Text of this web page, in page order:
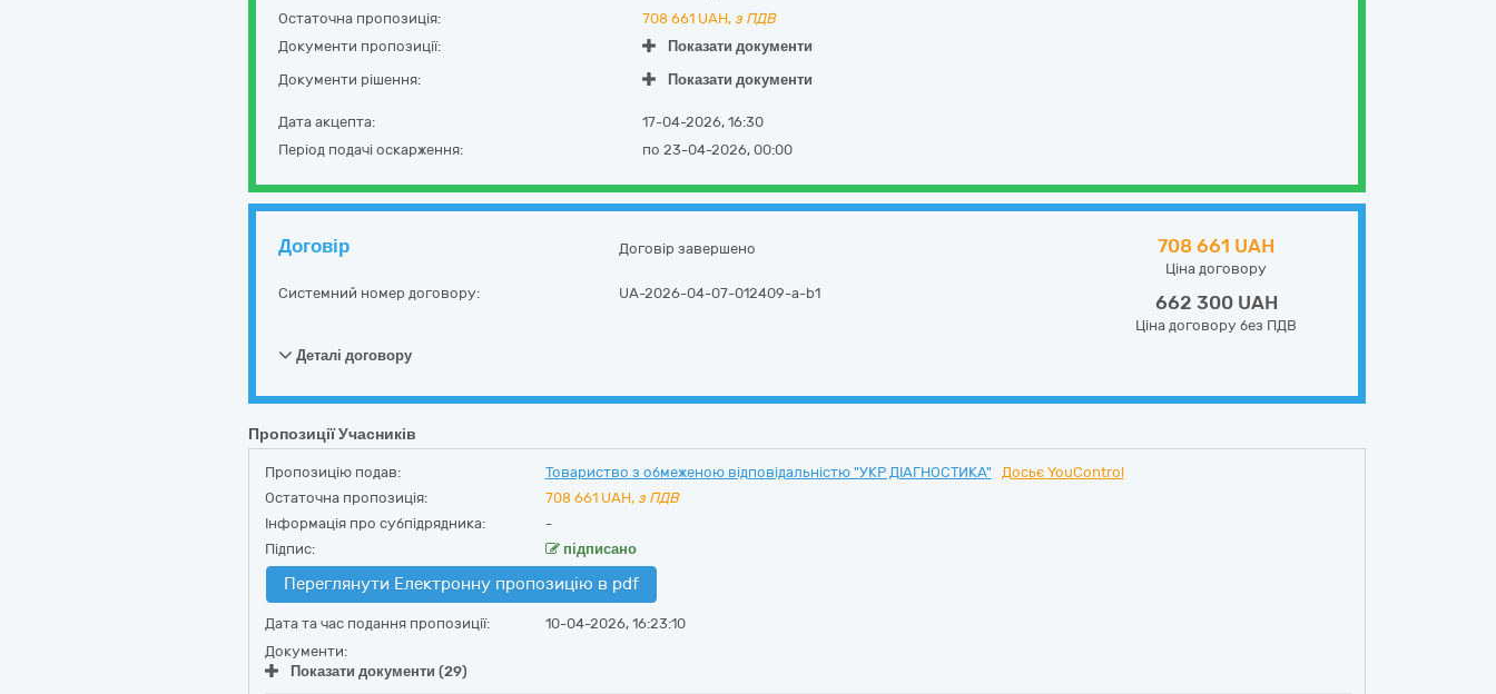
Остаточна пропозиція:
708 661 UAH, з ПДВ
Документи пропозиції:
Показати документи
Документи рішення:
Показати документи
Дата акцепта:
17-04-2026, 16:30
Період подачі оскарження:
по 23-04-2026, 00:00
Договір Договір завершено
Системний номер договору: UA-2026-04-07-012409-a-b1
708 661 UAH
Ціна договору
662 300 UAH
Ціна договору без ПДВ
Деталі договору
Пропозиції Учасників
Пропозицію подав: Товариство з обмеженою відповідальністю "УКР ДІАГНОСТИКА"
Досьє YouControl
Остаточна пропозиція:
708 661 UAH, з ПДВ
Інформація про субпідрядника:
-
Підпис:
підписано
Переглянути Електронну пропозицію в pdf
Дата та час подання пропозиції:
10-04-2026, 16:23:10
Документи:
Показати документи (29)